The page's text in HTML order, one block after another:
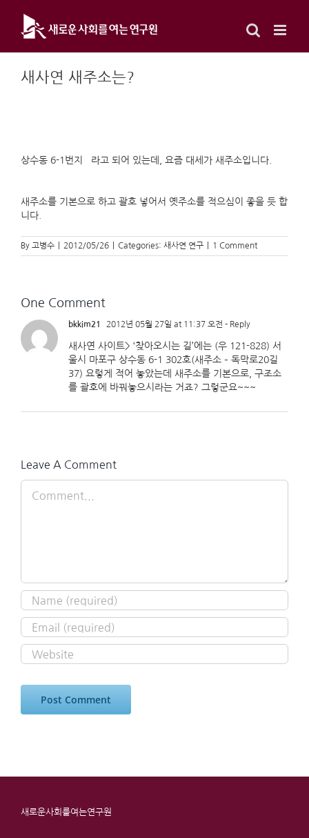
content
새사연 새주소는?
상수동 6-1번지 라고 되어 있는데, 요즘 대세가 새주소입니다.
새주소를 기본으로 하고 괄호 넣어서 옛주소를 적으심이 좋을 듯 합
니다.
By 고병수 2012/05/26 Categories: 새사연 연구 1 Comment
One Comment
bkkim21 2012년 05월 27일 at 11:37 오전 - Reply
새사연 사이트> ‘찾아오시는 길’에는 (우 121-828) 서
울시 마포구 상수동 6-1 302호(새주소 – 독막로20길
37) 요렇게 적어 놓았는데 새주소를 기본으로, 구조소
를 괄호에 바꿔놓으시라는 거죠? 그렇군요~~~
Leave A Comment
새로운사회를여는연구원